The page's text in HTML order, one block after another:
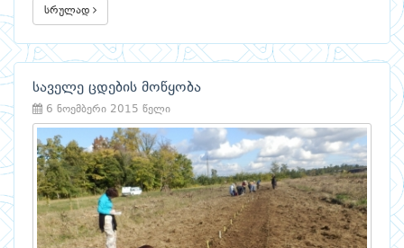
სრულად
საველე ცდების მოწყობა
6 ნოემბერი 2015 წელი